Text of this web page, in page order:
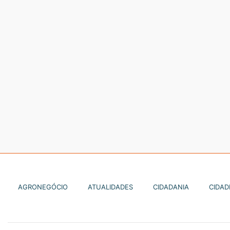
AGRONEGÓCIO ATUALIDADES CIDADANIA